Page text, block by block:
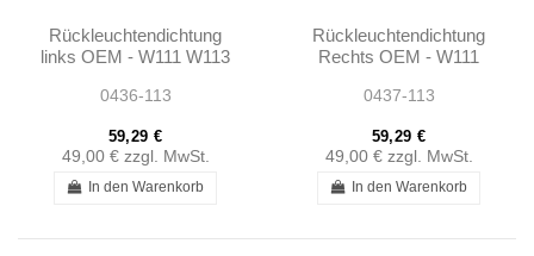
Rückleuchtendichtung
links OEM - W111 W113
0436-113
59,29 €
49,00 € zzgl. MwSt.
In den Warenkorb
Rückleuchtendichtung
Rechts OEM - W111
0437-113
59,29 €
49,00 € zzgl. MwSt.
In den Warenkorb